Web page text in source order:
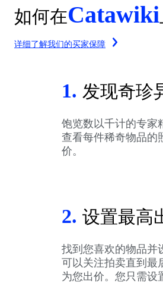
如何在Catawiki
详细了解我们的买家保障
1. 发现奇珍
饱览数以千计的专家
查看每件稀奇物品的
价。
2. 设置最高
找到您喜欢的物品并
可以关注拍卖直到最
为您出价。您只需设